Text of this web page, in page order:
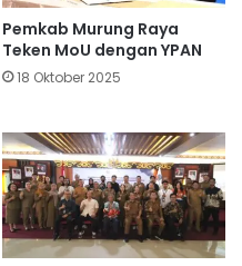
Pemkab Murung Raya
Teken MoU dengan YPAN
18 Oktober 2025